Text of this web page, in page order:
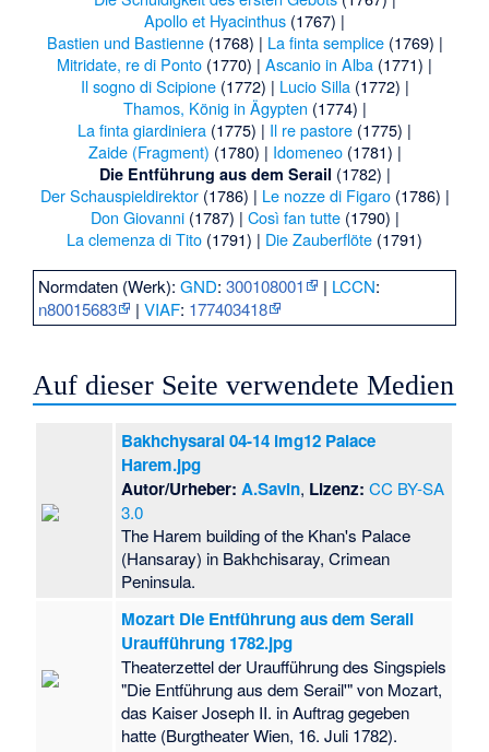
Apollo et Hyacinthus (1767) |
Bastien und Bastienne(1768) | La finta semplice(1769) |
Mitridate, re di Ponto (1770) | Ascanio in Alba (1771) |
Il sogno di Scipione(1772) | Lucio Silla(1772) |
Thamos, König in Ägypten (1774) |
La finta giardiniera (1775) | Il re pastore (1775) |
Zaide (Fragment) (1780) | Idomeneo(1781) |
Die Entführung aus dem Serail (1782) |
Der Schauspieldirektor(1786) | Le nozze di Figaro(1786) |
Don Giovanni(1787) | Così fan tutte(1790) |
La clemenza di Tito (1791) | Die Zauberflöte (1791)
Normdaten (Werk):GND:300108001 | LCCN:
n80015683
|VIAF: 177403418
Auf dieser Seite verwendete Medien
Bakhchysarai 04-14 img12 Palace
Harem.jpg
Autor/Urheber: A.Savin, Lizenz: CC BY-SA
3.0
The Harem building of the Khan's Palace
(Hansaray) in Bakhchisaray, Crimean
Peninsula.
Mozart Die Entführung aus dem Serail
Uraufführung 1782.jpg
Theaterzettel der Uraufführung des Singspiels
"Die Entführung aus dem Serail'" von Mozart,
das Kaiser Joseph II. in Auftrag gegeben
hatte (Burgtheater Wien, 16. Juli 1782).